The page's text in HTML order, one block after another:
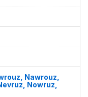
Nawrouz,
Nowruz,